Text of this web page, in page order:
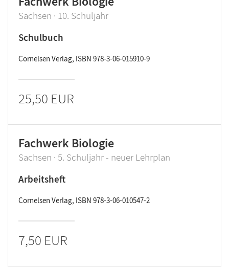
Sachsen · 10. Schuljahr
Schulbuch
Cornelsen Verlag, ISBN 978-3-06-015910-9
25,50 EUR
Fachwerk Biologie
Sachsen · 5. Schuljahr - neuer Lehrplan
Arbeitsheft
Cornelsen Verlag, ISBN 978-3-06-010547-2
7,50 EUR